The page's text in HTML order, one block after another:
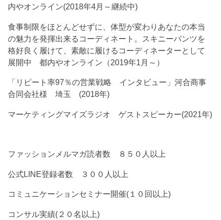
内やオンライン(2018年4月～継続中)
食事制限をほとんどせずに、体型が変わりあなたの本当
の魅力を発揮出来るコーディネート。スキニーパンツを
格好良く履けて、素敵に履けるコーディネーターとして
展開中 都内やオンライン（2019年1月～）
「リピート率97％の営業戦略 インタビュー」河合商事
合同会社様 埼玉 (2018年)
マーケティングマイズラジオ ゲストスピーカー(2021年)
ファッションメルマガ読者数 ８５０人以上
公式LINE登録者数 ３００人以上
コミュニケーションセミナー開催(１０回以上)
コンサル実績(２０名以上)